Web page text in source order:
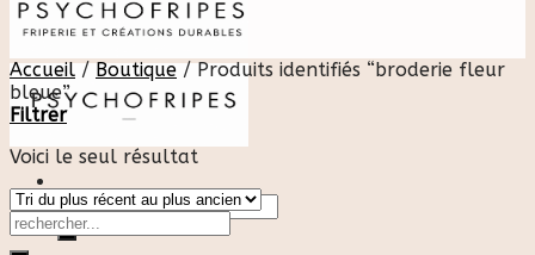
Recherche
pour :
Accueil / Boutique /Produits identifiés “broderie fleur
bleue”
Filtrer
Voici le seul résultat